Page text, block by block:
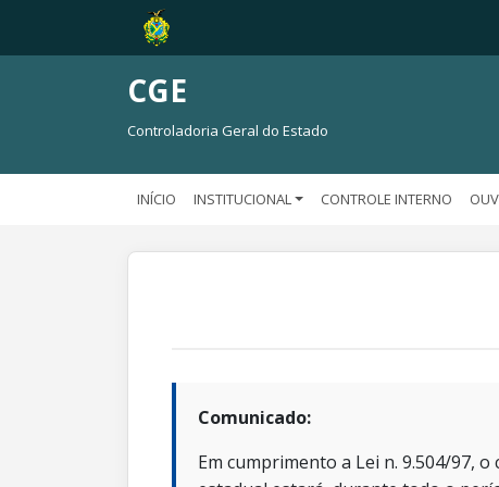
CGE
Controladoria Geral do Estado
INÍCIO INSTITUCIONAL CONTROLE INTERNO
Comunicado:
Em cumprimento a Lei n. 9.504/97,